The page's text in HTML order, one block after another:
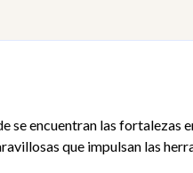
encuentran las fortalezas
que impulsan las